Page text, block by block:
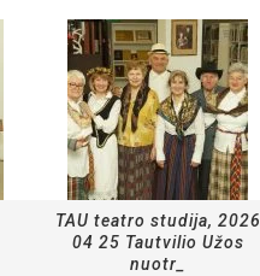
TAU teatro studija, 2026
04 25 Tautvilio Užos
nuotr_